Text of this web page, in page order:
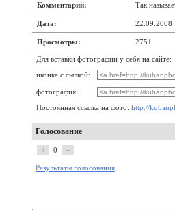
Комментарий: Так
Дата: 22.09.2008
Просмотры: 2751
Для вставки фотографии у себя на сайте:
иконка с сылкой:
фотография:
Постоянная ссылка на фото: http://
Голосование
+ 0 –
Результаты голосования